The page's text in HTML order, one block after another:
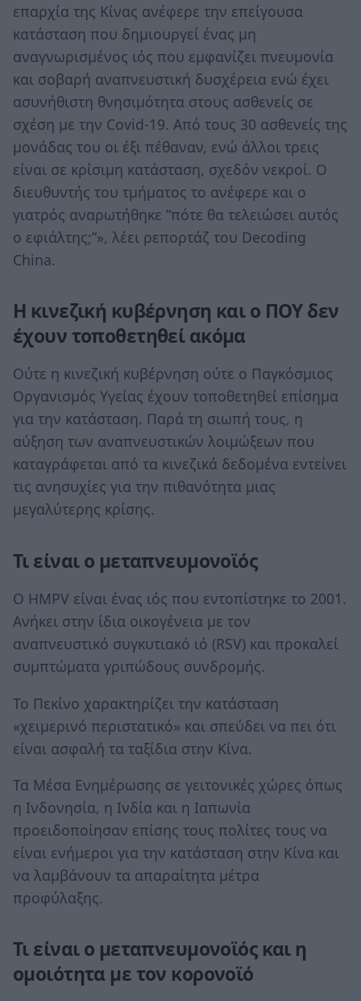
επαρχία της Κίνας ανέφερε την επείγουσα
κατάσταση που δημιουργεί ένας μη
αναγνωρισμένος ιός που εμφανίζει πνευμονία
και σοβαρή αναπνευστική δυσχέρεια ενώ έχει
ασυνήθιστη θνησιμότητα στους ασθενείς σε
σχέση με την Covid-19. Aπό τους 30 ασθενείς της
μονάδας του οι έξι πέθαναν, ενώ άλλοι τρεις
είναι σε κρίσιμη κατάσταση, σχεδόν νεκροί. Ο
διευθυντής του τμήματος το ανέφερε και ο
γιατρός αναρωτήθηκε ”πότε θα τελειώσει αυτός
ο εφιάλτης;”», λέει ρεπορτάζ του Decoding
China.
Η κινεζική κυβέρνηση και ο ΠΟΥ δεν
έχουν τοποθετηθεί ακόμα
Ούτε η κινεζική κυβέρνηση ούτε ο Παγκόσμιος
Οργανισμός Υγείας έχουν τοποθετηθεί επίσημα
για την κατάσταση. Παρά τη σιωπή τους, η
αύξηση των αναπνευστικών λοιμώξεων που
καταγράφεται από τα κινεζικά δεδομένα εντείνει
τις ανησυχίες για την πιθανότητα μιας
μεγαλύτερης κρίσης.
Τι είναι ο μεταπνευμονοϊός
Ο HMPV είναι ένας ιός που εντοπίστηκε το 2001.
Ανήκει στην ίδια οικογένεια με τον
αναπνευστικό συγκυτιακό ιό (RSV) και προκαλεί
συμπτώματα γριπώδους συνδρομής.
Το Πεκίνο χαρακτηρίζει την κατάσταση
«χειμερινό περιστατικό» και σπεύδει να πει ότι
είναι ασφαλή τα ταξίδια στην Κίνα.
Τα Μέσα Ενημέρωσης σε γειτονικές χώρες όπως
η Ινδονησία, η Ινδία και η Ιαπωνία
προειδοποίησαν επίσης τους πολίτες τους να
είναι ενήμεροι για την κατάσταση στην Κίνα και
να λαμβάνουν τα απαραίτητα μέτρα
προφύλαξης.
Τι είναι ο μεταπνευμονοϊός και η
ομοιότητα με τον κορονοϊό